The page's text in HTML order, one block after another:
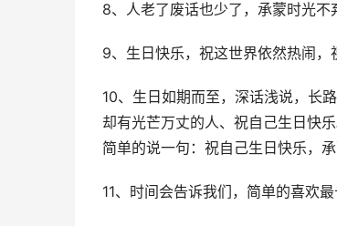
8、人老了废话也少了，承蒙时光
9、生日快乐，祝这世界依然热闹，
10、生日如期而至，深话浅说，长
却有光芒万丈的人、祝自己生日快
简单的说一句：祝自己生日快乐，
11、时间会告诉我们，简单的喜欢